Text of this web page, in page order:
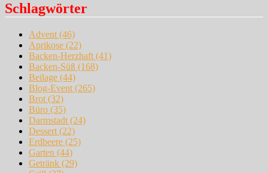
Schlagwörter
Advent (46)
Aprikose (22)
Backen-Herzhaft (41)
Backen-Süß (168)
Beilage (44)
Blog-Event (265)
Brot (32)
Büro (35)
Darmstadt (24)
Dessert (22)
Erdbeere (25)
Garten (44)
Getränk (29)